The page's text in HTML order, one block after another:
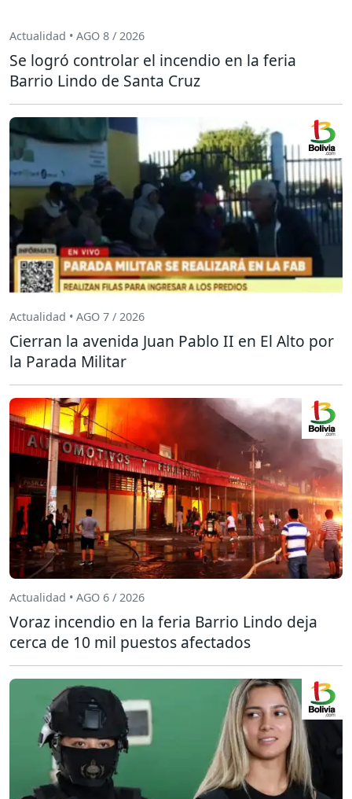
Actualidad • AGO 8 / 2026
Se logró controlar el incendio en la feria
Barrio Lindo de Santa Cruz
Actualidad • AGO 7 / 2026
Cierran la avenida Juan Pablo II en El Alto por
la Parada Militar
Actualidad • AGO 6 / 2026
Voraz incendio en la feria Barrio Lindo deja
cerca de 10 mil puestos afectados